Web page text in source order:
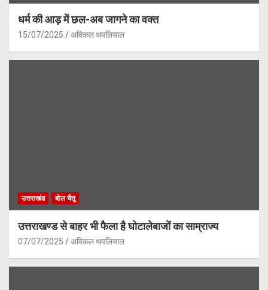
धर्म की आड़ में छल-अब जागने का वक्त
15/07/2025 अविकल थपलियाल
उत्तराखंड बोल चैतू
उत्तराखण्ड से बाहर भी फैला है घोटालेबाजों का साम्राज्य
07/07/2025 अविकल थपलियाल